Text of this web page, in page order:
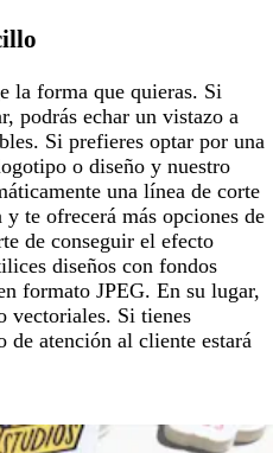
la forma que quieras. Si
podrás echar un vistazo a
Si prefieres optar por una
o diseño y nuestro
una línea de corte
te ofrecerá más opciones de
de conseguir el efecto
diseños con fondos
formato JPEG. En su lugar,
vectoriales. Si tienes
de atención al cliente estará